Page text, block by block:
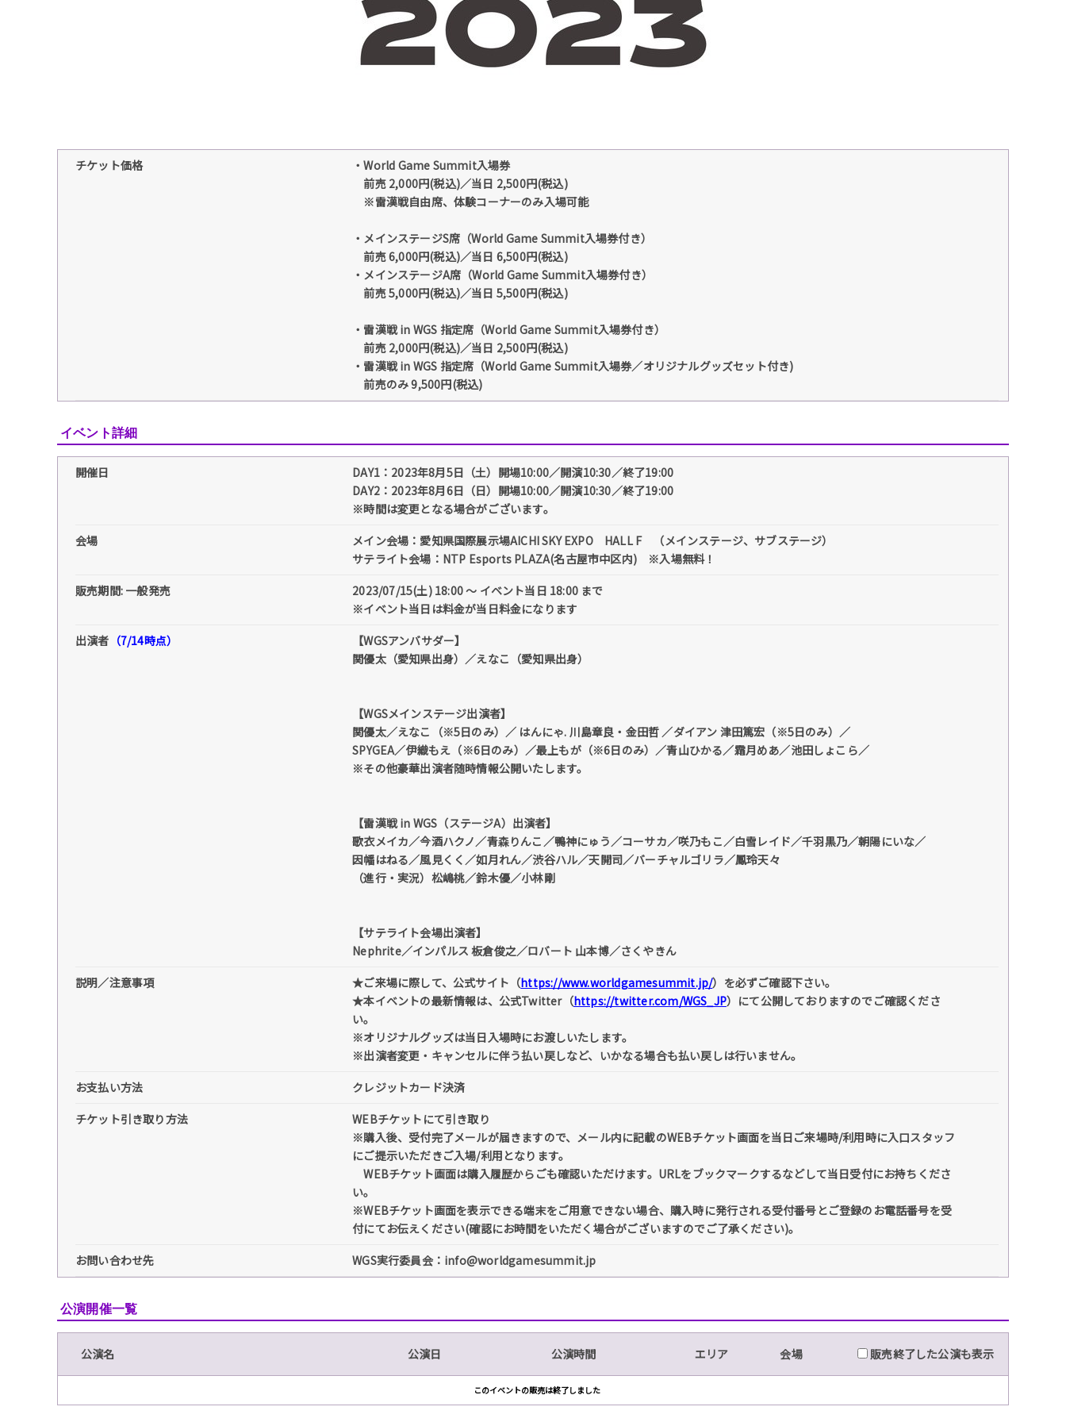
チケット価格
・World Game Summit入場券
前売 2,000円(税込)／当日 2,500円(税込)
※雷漢戦自由席、体験コーナーのみ入場可能
・メインステージS席（World Game Summit入場券付き）
前売 6,000円(税込)／当日 6,500円(税込)
・メインステージA席（World Game Summit入場券付き）
前売 5,000円(税込)／当日 5,500円(税込)
・雷漢戦 in WGS 指定席（World Game Summit入場券付き）
前売 2,000円(税込)／当日 2,500円(税込)
・雷漢戦 in WGS 指定席（World Game Summit入場券／オリジナルグッズセット付き)
前売のみ 9,500円(税込)
イベント詳細
開催日
DAY1：2023年8⽉5⽇（⼟）開場10:00／開演10:30／終了19:00
DAY2：2023年8⽉6⽇（⽇）開場10:00／開演10:30／終了19:00
※時間は変更となる場合がございます。
会場
メイン会場：愛知県国際展示場AICHI SKY EXPO HALL F （メインステージ、サブステージ）
サテライト会場：NTP Esports PLAZA(名古屋市中区内) ※入場無料！
販売期間: 一般発売
2023/07/15(土) 18:00 〜 イベント当日 18:00 まで
※イベント当日は料金が当日料金になります
出演者 （7/14時点）
【WGSアンバサダー】
関優太（愛知県出身）／えなこ（愛知県出身）
【WGSメインステージ出演者】
関優太／えなこ（※5日のみ）／ はんにゃ. 川島章良・金田哲 ／ダイアン 津田篤宏（※5日のみ）／
SPYGEA／伊織もえ（※6日のみ）／最上もが（※6日のみ）／青山ひかる／霜月めあ／池田しょこら／
※その他豪華出演者随時情報公開いたします。
【雷漢戦 in WGS（ステージA）出演者】
歌衣メイカ／今酒ハクノ／青森りんこ／鴨神にゅう／コーサカ／咲乃もこ／白雪レイド／千羽黒乃／朝陽にいな／
因幡はねる／風見くく／如月れん／渋谷ハル／天開司／バーチャルゴリラ／鳳玲天々
（進行・実況）松嶋桃／鈴木優／小林剛
【サテライト会場出演者】
Nephrite／インパルス 板倉俊之／ロバート 山本博／さくやきん
説明／注意事項
★ご来場に際して、公式サイト（https://www.worldgamesummit.jp/）を必ずご確認下さい。
★本イベントの最新情報は、公式Twitter（https://twitter.com/WGS_JP）にて公開しておりますのでご確認くださ
い。
※オリジナルグッズは当日入場時にお渡しいたします。
※出演者変更・キャンセルに伴う払い戻しなど、いかなる場合も払い戻しは行いません。
お支払い方法
クレジットカード決済
チケット引き取り方法
WEBチケットにて引き取り
※購入後、受付完了メールが届きますので、メール内に記載のWEBチケット画面を当日ご来場時/利用時に入口スタッフ
にご提示いただきご入場/利用となります。
WEBチケット画面は購入履歴からごも確認いただけます。URLをブックマークするなどして当日受付にお持ちくださ
い。
※WEBチケット画面を表示できる端末をご用意できない場合、購入時に発行される受付番号とご登録のお電話番号を受
付にてお伝えください(確認にお時間をいただく場合がございますのでご了承ください)。
お問い合わせ先
WGS実行委員会：info@worldgamesummit.jp
公演開催一覧
公演名 公演日 公演時間 エリア 会場 販売終了した公演も表示
このイベントの販売は終了しました